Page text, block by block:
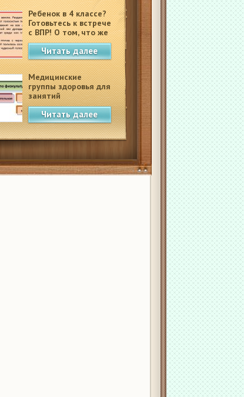
Ребенок в 4 классе?
Готовьтесь к встрече
с ВПР! О том, что же
это такое.
Читать далее
Медицинские
группы здоровья для
занятий
физкультурой в
школеЧитать далее